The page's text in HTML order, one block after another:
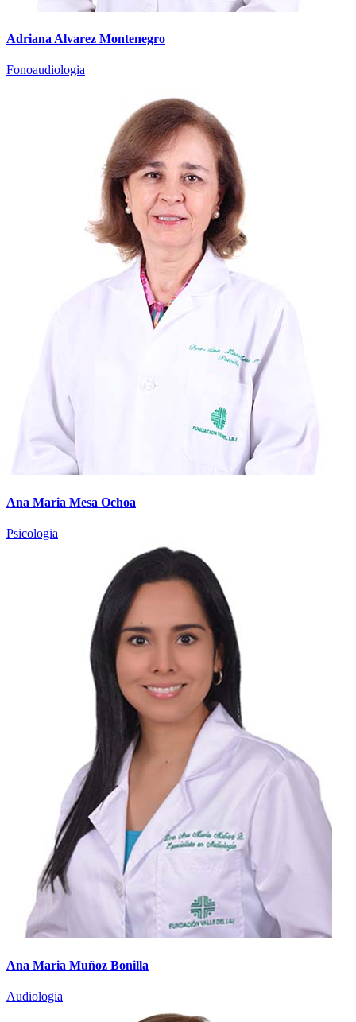
Adriana Alvarez Montenegro
Fonoaudiologia
Ana Maria Mesa Ochoa
Psicologia
Ana Maria Muñoz Bonilla
Audiologia